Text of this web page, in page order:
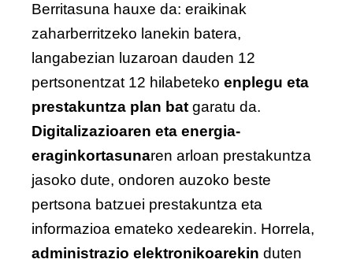
Berritasuna hauxe da: eraikinak
zaharberritzeko lanekin batera,
langabezian luzaroan dauden 12
pertsonentzat 12 hilabeteko enplegu eta
prestakuntza plan bat garatu da.
Digitalizazioaren eta energia-
eraginkortasunaren arloan prestakuntza
jasoko dute, ondoren auzoko beste
pertsona batzuei prestakuntza eta
informazioa emateko xedearekin. Horrela,
administrazio elektronikoarekin duten